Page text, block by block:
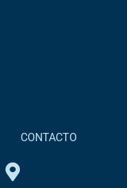
CONTACTO